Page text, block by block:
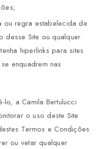
regra estabelecida de
desse Site ou qualquer
hiperlinks para sites
enquadrem nas
a Camila Bertulucci
o uso deste Site
Termos e Condições
ou vetar qualquer